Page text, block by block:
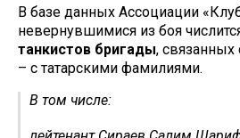
В базе данных Ассоциации
невернувшимися из боя
танкистов бригады, связанных
– с татарскими фамилиями.
В том числе: